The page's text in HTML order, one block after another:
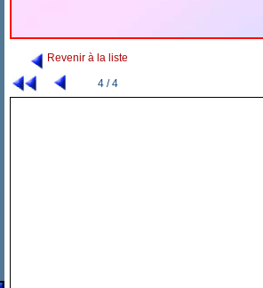
Revenir à la liste
4 / 4